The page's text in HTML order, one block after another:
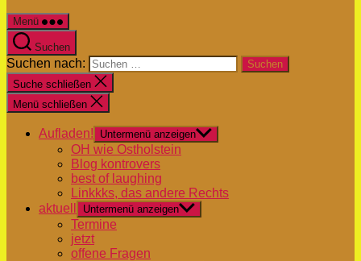
Menü
Suchen
Suchen nach:
Suche schließen
Menü schließen
Aufladen! Untermenü anzeigen
OH wie Ostholstein
Blog kontrovers
best of laughing
Linkkks, das andere Rechts
aktuell
Untermenü anzeigen
Termine
jetzt
offene Fragen